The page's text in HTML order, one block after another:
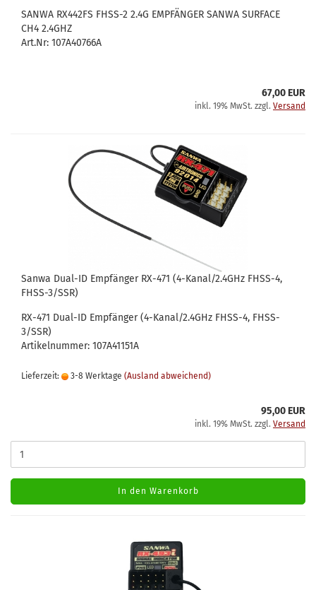
SANWA RX442FS FHSS-2 2.4G EMPFÄNGER SANWA SURFACE
CH4 2.4GHZ
Art.Nr: 107A40766A
67,00 EUR
inkl. 19% MwSt. zzgl. Versand
Sanwa Dual-ID Empfänger RX-471 (4-Kanal/2.4GHz FHSS-4,
FHSS-3/SSR)
RX-471 Dual-ID Empfänger (4-Kanal/2.4GHz FHSS-4, FHSS-
3/SSR)
Artikelnummer: 107A41151A
Lieferzeit: 3-8 Werktage (Ausland abweichend)
95,00 EUR
inkl. 19% MwSt. zzgl. Versand
In den Warenkorb